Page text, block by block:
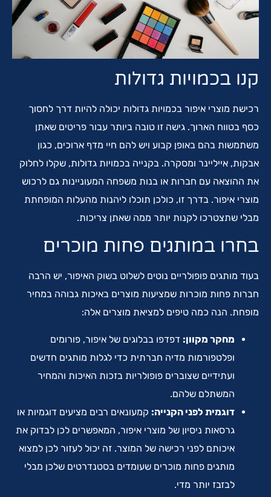
קנו בכמויות גדולות
רכישת מוצרי איפור בכמויות גדולות יכולה להיות דרך לחסוך
כסף בטווח הארוך. גישה זו טובה ביותר עבור פריטים שאתן
משתמשות בהם באופן קבוע ויש להם חיי מדף ארוכים, כגון
אבקות, אייליינר ומסקרה. בקנייה בכמויות גדולות, שקלו לחלוק
את ההוצאה עם חברות או בנות משפחה המעוניינות גם לרכוש
מוצרי איפור. בדרך זו, כולכן תוכלו ליהנות מהעלות המופחתת
מבלי שתצטרכו לקנות יותר ממה שאתן צריכות.
בחרו במותגים פחות מוכרים
בעוד מותגים פופולריים נוטים לשלוט בשוק האיפור, יש הרבה
חברות פחות מוכרות שמציעות מוצרים באיכות גבוהה במחיר
מופחת. הנה כמה טיפים למציאת מוצרים אלה:
מחקר מקוון: דפדפו בבלוגים של איפור, פורומים
ופלטפורמות מדיה חברתית כדי לגלות מותגים חדשים
ועתידיים שצוברים פופולריות בזכות האיכות והמחיר
המשתלם שלהם.
דוגמית לפני הקנייה: קמעונאים רבים מציעים דוגמיות או
גרסאות ניסיון של מוצרי איפור, המאפשרים לכן לבדוק את
איכותם לפני רכישה של המוצר. זה יכול לעזור לכן למצוא
מותגים פחות מוכרים שעומדים בסטנדרטים שלכן מבלי
לבזבז יותר מדי.